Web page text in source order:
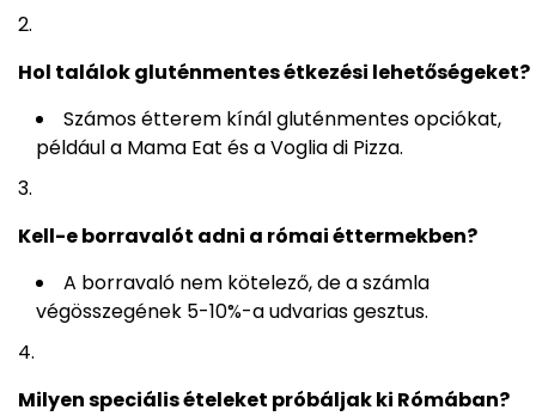
Hol találok gluténmentes étkezési lehetőségeket?
Számos étterem kínál gluténmentes opciókat,
például a Mama Eat és a Voglia di Pizza.
Kell-e borravalót adni a római éttermekben?
A borravaló nem kötelező, de a számla
végösszegének 5-10%-a udvarias gesztus.
Milyen speciális ételeket próbáljak ki Rómában?